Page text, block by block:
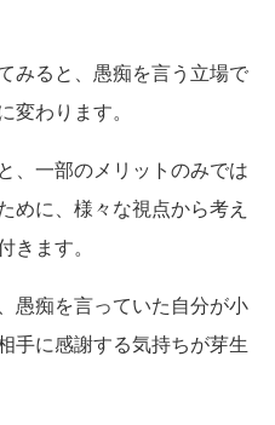
みると、愚痴を言う立場で
変わります。
、一部のメリットのみでは
めに、様々な視点から考え
きます。
愚痴を言っていた自分が小
手に感謝する気持ちが芽生